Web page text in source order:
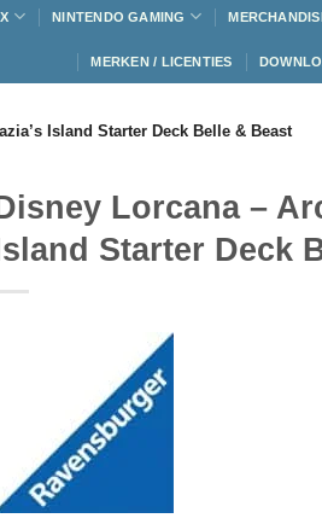
NINTENDO GAMING
MERKEN / LICENTIES
Island Starter Deck Belle & Beast
Lorcana –
Starter Deck